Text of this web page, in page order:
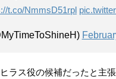
t.co/NmmsD51rpl
ラス役の候補だったと主